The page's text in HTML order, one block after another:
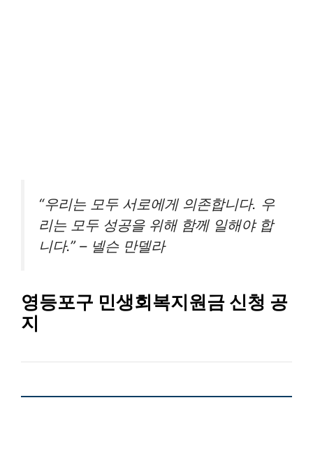
“우리는 모두 서로에게 의존합니다. 우
리는 모두 성공을 위해 함께 일해야 합
니다.” – 넬슨 만델라
영등포구 민생회복지원금 신청 공
지